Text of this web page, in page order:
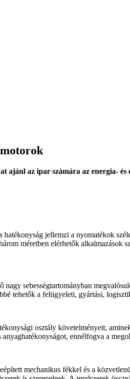
ajánl az ipar számára az energia-
jellemzi a nyomatékok
méretben elérhetők
sebességtartományban
tehetők a felügyeleti, gyártási,
osztály követelményeit,
ennélfogva a
mechanikus fékkel és a